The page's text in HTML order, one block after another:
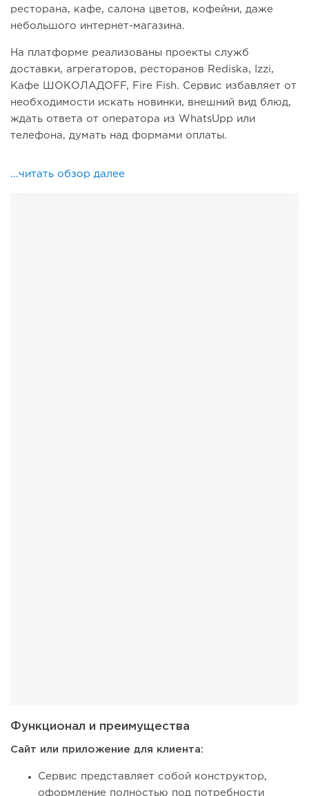
ресторана, кафе, салона цветов, кофейни, даже
небольшого интернет-магазина.
На платформе реализованы проекты служб
доставки, агрегаторов, ресторанов Rediska, Izzi,
Кафе ШОКОЛАДОFF, Fire Fish. Сервис избавляет от
необходимости искать новинки, внешний вид блюд,
ждать ответа от оператора из WhatsUpp или
телефона, думать над формами оплаты.
...читать обзор далее
Функционал и преимущества
Сайт или приложение для клиента:
Сервис представляет собой конструктор,
оформление полностью под потребности